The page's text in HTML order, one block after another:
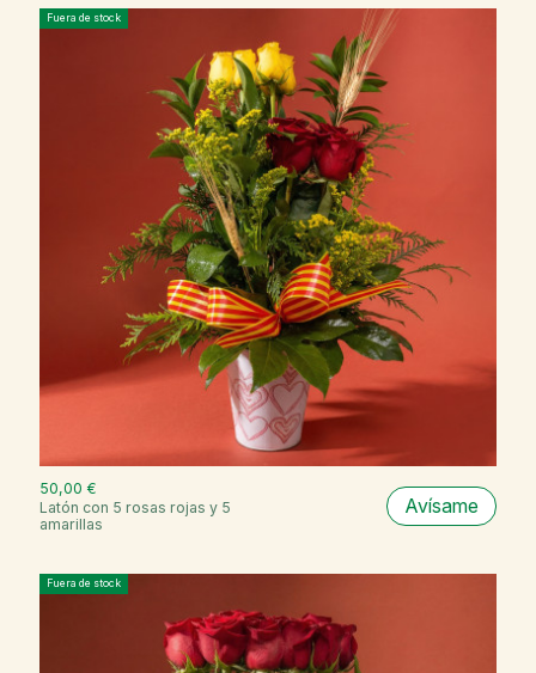
Fuera de stock
50,00 €
Latón con 5 rosas rojas y 5
amarillas
Avísame
Fuera de stock